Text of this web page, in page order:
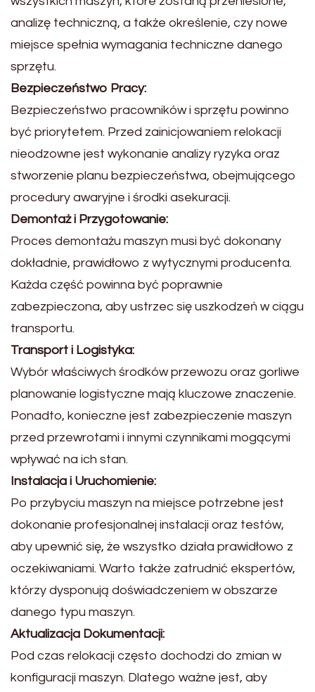
analizę techniczną, a także określenie, czy nowe
miejsce spełnia wymagania techniczne danego
sprzętu.
Bezpieczeństwo Pracy:
Bezpieczeństwo pracowników i sprzętu powinno
być priorytetem. Przed zainicjowaniem relokacji
nieodzowne jest wykonanie analizy ryzyka oraz
stworzenie planu bezpieczeństwa, obejmującego
procedury awaryjne i środki asekuracji.
Demontaż i Przygotowanie:
Proces demontażu maszyn musi być dokonany
dokładnie, prawidłowo z wytycznymi producenta.
Każda część powinna być poprawnie
zabezpieczona, aby ustrzec się uszkodzeń w ciągu
transportu.
Transport i Logistyka:
Wybór właściwych środków przewozu oraz gorliwe
planowanie logistyczne mają kluczowe znaczenie.
Ponadto, konieczne jest zabezpieczenie maszyn
przed przewrotami i innymi czynnikami mogącymi
wpływać na ich stan.
Instalacja i Uruchomienie:
Po przybyciu maszyn na miejsce potrzebne jest
dokonanie profesjonalnej instalacji oraz testów,
aby upewnić się, że wszystko działa prawidłowo z
oczekiwaniami. Warto także zatrudnić ekspertów,
którzy dysponują doświadczeniem w obszarze
danego typu maszyn.
Aktualizacja Dokumentacji:
Pod czas relokacji często dochodzi do zmian w
konfiguracji maszyn. Dlatego ważne jest, aby